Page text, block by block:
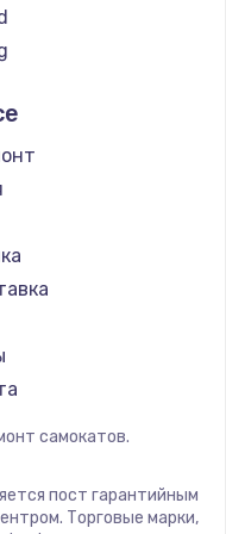
самокатов.
пост гарантийным
Торговые марки,